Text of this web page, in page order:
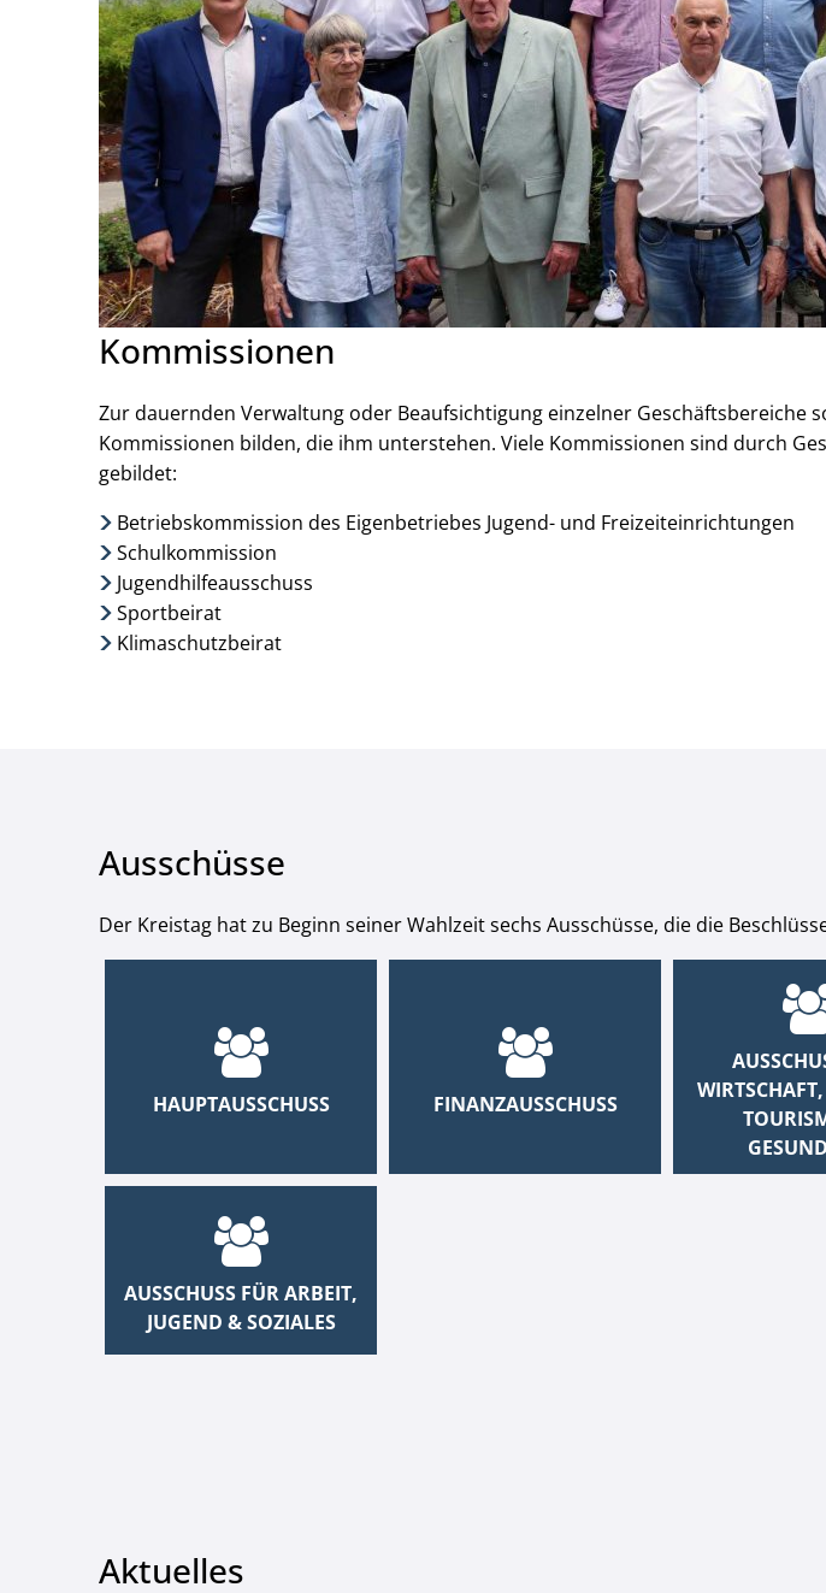
Kommissionen
Zur dauernden Verwaltung oder Beaufsichtigung einzelner Geschäftsbereiche
Kommissionen bilden, die ihm unterstehen. Viele Kommissionen sind durch
gebildet:
Betriebskommission des Eigenbetriebes Jugend- und Freizeiteinrichtungen
Schulkommission
Jugendhilfeausschuss
Sportbeirat
Klimaschutzbeirat
Ausschüsse
Der Kreistag hat zu Beginn seiner Wahlzeit sechs Ausschüsse, die die
HAUPTAUSSCHUSS FINANZAUSSCHUSS
AUSSCHUSS FÜR ARBEIT,
JUGEND & SOZIALES
Aktuelles